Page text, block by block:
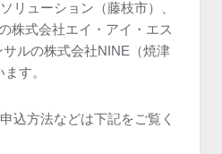
リューション（藤枝市）、
株式会社エイ・アイ・エス
サルの株式会社NINE（焼津
す。
込方法などは下記をご覧く